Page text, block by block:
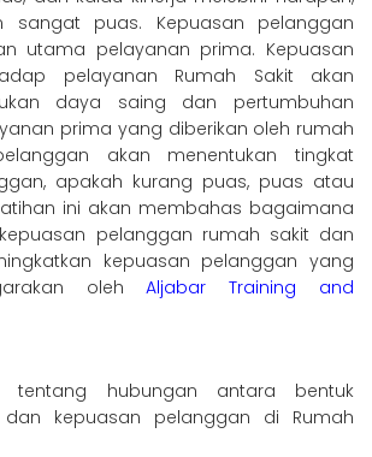
sangat puas. Kepuasan pelanggan
utama pelayanan prima. Kepuasan
pelayanan Rumah Sakit akan
daya saing dan pertumbuhan
prima yang diberikan oleh rumah
akan menentukan tingkat
apakah kurang puas, puas atau
ini akan membahas bagaimana
pelanggan rumah sakit dan
kepuasan pelanggan yang
olehAljabar Training and
tentang hubungan antara bentuk
dan kepuasan pelanggan di Rumah